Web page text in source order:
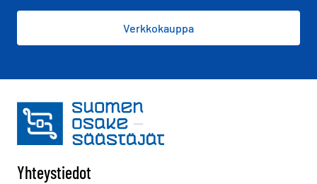
Verkkokauppa
Yhteystiedot